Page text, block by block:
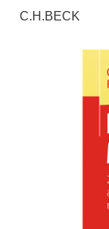
C.H.BECK